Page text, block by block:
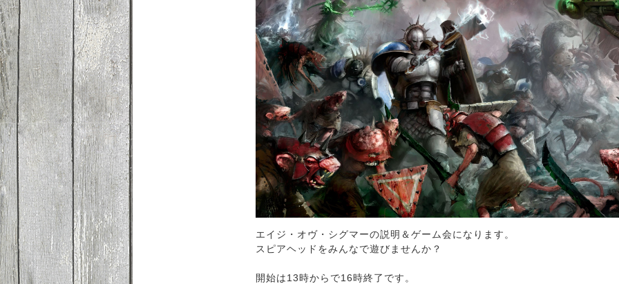
エイジ・オヴ・シグマーの説明＆ゲーム会になります。
スピアヘッドをみんなで遊びませんか？
開始は13時からで16時終了です。